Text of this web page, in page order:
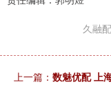
久融
上一篇： 数魅优配 上